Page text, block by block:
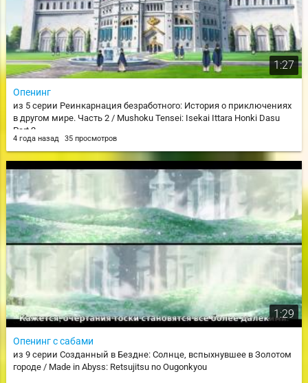
1:27
Опенинг
из 5 серии Реинкарнация безработного: История о приключениях
в другом мире. Часть 2 / Mushoku Tensei: Isekai Ittara Honki Dasu
Part 2
4 года назад 35 просмотров
1:29
Опенинг с сабами
из 9 серии Созданный в Бездне: Солнце, вспыхнувшее в Золотом
городе / Made in Abyss: Retsujitsu no Ougonkyou